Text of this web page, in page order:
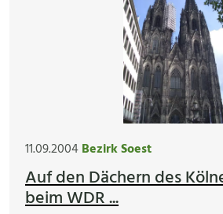
11.09.2004Bezirk Soest
Auf den Dächern des
beim WDR ...